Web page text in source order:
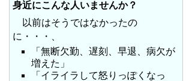
身近にこんな人いませんか？
以前はそうではなかったの
に・・・、
「無断欠勤、遅刻、早退、病欠が
増えた」
「イライラして怒りっぽくなっ